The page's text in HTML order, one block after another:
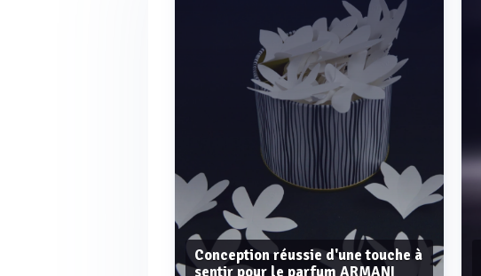
Conception réussie d'une touche à
sentir pour le parfum ARMANI